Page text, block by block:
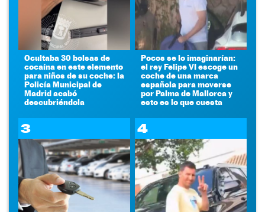
Ocultaba 30 bolsas de
cocaína en este elemento
para niños de su coche: la
Policía Municipal de
Madrid acabó
descubriéndola
Pocos se lo imaginarían:
el rey Felipe VI escoge un
coche de una marca
española para moverse
por Palma de Mallorca y
esto es lo que cuesta
3 4